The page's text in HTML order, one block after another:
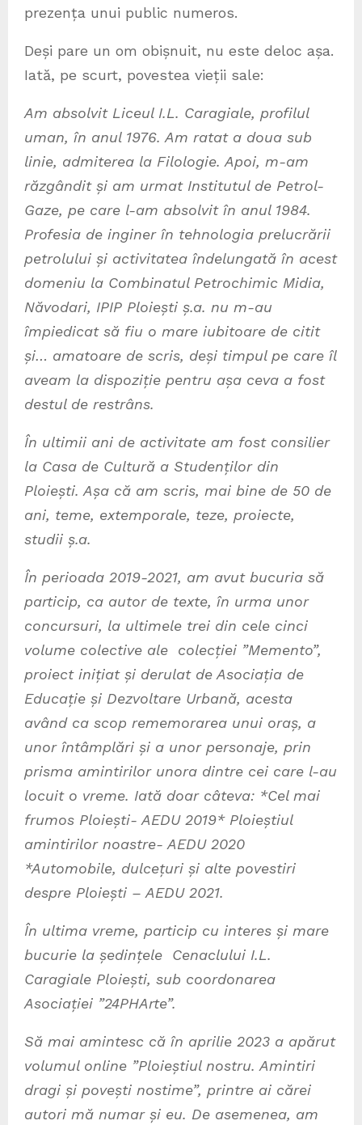
prezența unui public numeros.
Deși pare un om obișnuit, nu este deloc așa.
Iată, pe scurt, povestea vieții sale:
Am absolvit Liceul I.L. Caragiale, profilul
uman, în anul 1976. Am ratat a doua sub
linie, admiterea la Filologie. Apoi, m-am
răzgândit și am urmat Institutul de Petrol-
Gaze, pe care l-am absolvit în anul 1984.
Profesia de inginer în tehnologia prelucrării
petrolului și activitatea îndelungată în acest
domeniu la Combinatul Petrochimic Midia,
Năvodari, IPIP Ploiești ș.a. nu m-au
împiedicat să fiu o mare iubitoare de citit
și… amatoare de scris, deși timpul pe care îl
aveam la dispoziție pentru așa ceva a fost
destul de restrâns.
În ultimii ani de activitate am fost consilier
la Casa de Cultură a Studenților din
Ploiești. Așa că am scris, mai bine de 50 de
ani, teme, extemporale, teze, proiecte,
studii ș.a.
În perioada 2019-2021, am avut bucuria să
particip, ca autor de texte, în urma unor
concursuri, la ultimele trei din cele cinci
volume colective ale colecției ”Memento”,
proiect inițiat și derulat de Asociația de
Educație și Dezvoltare Urbană, acesta
având ca scop rememorarea unui oraș, a
unor întâmplări și a unor personaje, prin
prisma amintirilor unora dintre cei care l-au
locuit o vreme. Iată doar câteva: *Cel mai
frumos Ploiești- AEDU 2019* Ploieștiul
amintirilor noastre- AEDU 2020
*Automobile, dulcețuri și alte povestiri
despre Ploiești – AEDU 2021.
În ultima vreme, particip cu interes și mare
bucurie la ședințele Cenaclului I.L.
Caragiale Ploiești, sub coordonarea
Asociației ”24PHArte”.
Să mai amintesc că în aprilie 2023 a apărut
volumul online ”Ploieștiul nostru. Amintiri
dragi și povești nostime”, printre ai cărei
autori mă numar și eu. De asemenea, am